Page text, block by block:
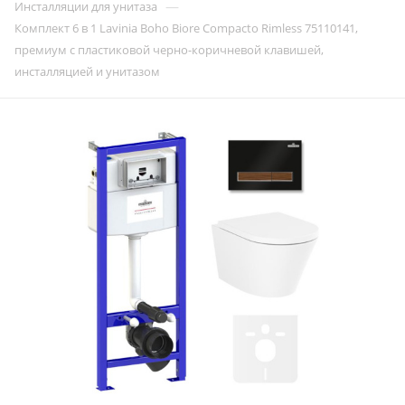
Инсталляции для унитаза —
Комплект 6 в 1 Lavinia Boho Biore Compacto Rimless 75110141,
премиум с пластиковой черно-коричневой клавишей,
инсталляцией и унитазом